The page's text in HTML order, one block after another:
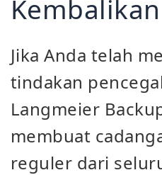
Jika Anda telah
tindakan
Langmeier
membuat
reguler dari